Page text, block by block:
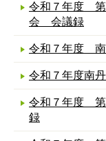
令和７年度 第
会 会議録
令和７年度 南
令和７年度南
令和７年度 第
録